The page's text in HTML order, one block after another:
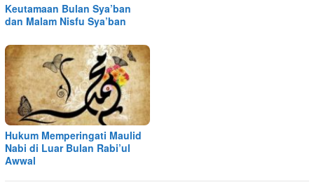
Keutamaan Bulan Sya’ban
dan Malam Nisfu Sya’ban
Hukum Memperingati Maulid
Nabi di Luar Bulan Rabi’ul
Awwal